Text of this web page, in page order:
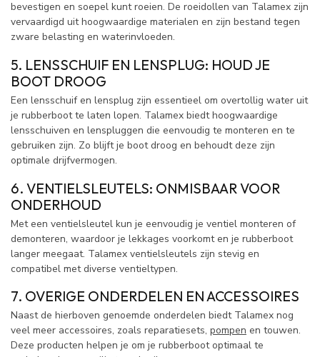
bevestigen en soepel kunt roeien. De roeidollen van Talamex zijn
vervaardigd uit hoogwaardige materialen en zijn bestand tegen
zware belasting en waterinvloeden.
5. LENSSCHUIF EN LENSPLUG: HOUD JE
BOOT DROOG
Een lensschuif en lensplug zijn essentieel om overtollig water uit
je rubberboot te laten lopen. Talamex biedt hoogwaardige
lensschuiven en lenspluggen die eenvoudig te monteren en te
gebruiken zijn. Zo blijft je boot droog en behoudt deze zijn
optimale drijfvermogen.
6. VENTIELSLEUTELS: ONMISBAAR VOOR
ONDERHOUD
Met een ventielsleutel kun je eenvoudig je ventiel monteren of
demonteren, waardoor je lekkages voorkomt en je rubberboot
langer meegaat. Talamex ventielsleutels zijn stevig en
compatibel met diverse ventieltypen.
7. OVERIGE ONDERDELEN EN ACCESSOIRES
Naast de hierboven genoemde onderdelen biedt Talamex nog
veel meer accessoires, zoals reparatiesets, pompen en touwen.
Deze producten helpen je om je rubberboot optimaal te